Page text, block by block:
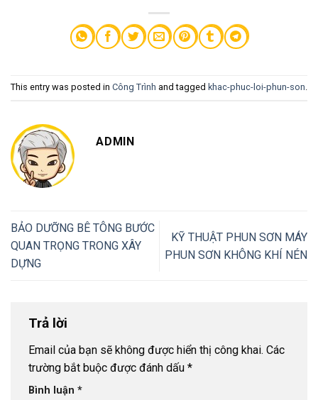
This entry was posted in Công Trình and tagged khac-phuc-loi-phun-son.
ADMIN
BẢO DƯỠNG BÊ TÔNG BƯỚC
QUAN TRỌNG TRONG XÂY
DỰNG
KỸ THUẬT PHUN SƠN MÁY
PHUN SƠN KHÔNG KHÍ NÉN
Trả lời
Email của bạn sẽ không được hiển thị công khai. Các
trường bắt buộc được đánh dấu *
Bình luận *